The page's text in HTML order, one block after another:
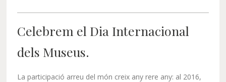
Celebrem el Dia Internacional
dels Museus.
La participació arreu del món creix any rere any: al 2016,